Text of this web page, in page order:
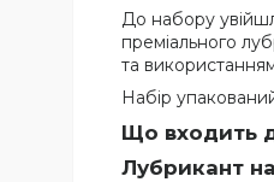
До набору
преміального
та
Набір
Що входить
Лубрикант